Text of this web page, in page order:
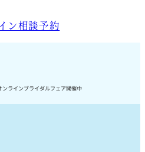
ン相談予約
ラインブライダルフェア開催中